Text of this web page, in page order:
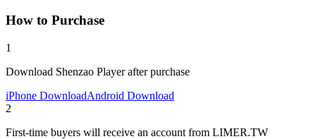
How to Purchase
1
Download Shenzao Player after purchase
iPhone DownloadAndroid Download
2
First-time buyers will receive an account from LIMER.TW